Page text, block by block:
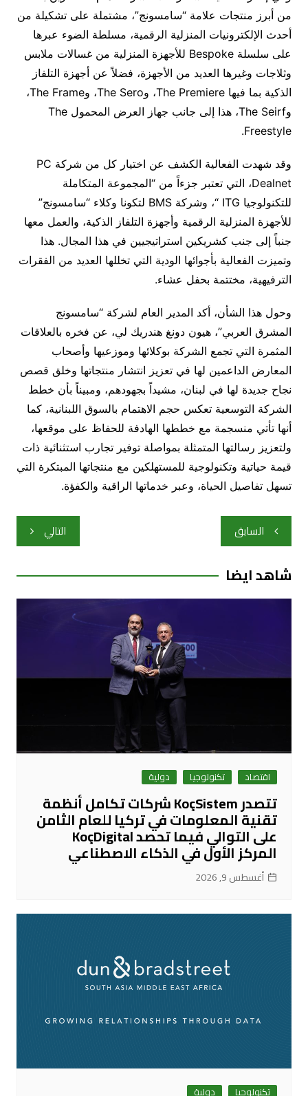
من أبرز منتجات علامة “سامسونج”، مشتملة على تشكيلة من
أحدث الإلكترونيات المنزلية الرقمية، مسلطة الضوء عبرها
على سلسلة Bespoke للأجهزة المنزلية من غسالات ملابس
وثلاجات وغيرها العديد من الأجهزة، فضلاً عن أجهزة التلفاز
الذكية بما فيها The Premiere، وThe Sero، وThe Frame،
وThe Seirf، هذا إلى جانب جهاز العرض المحمول The
Freestyle.
وقد شهدت الفعالية الكشف عن اختيار كل من شركة PC
Dealnet، التي تعتبر جزءاً من “المجموعة المتكاملة
للتكنولوجيا ITG “، وشركة BMS لتكونا وكلاء “سامسونج”
للأجهزة المنزلية الرقمية وأجهزة التلفاز الذكية، والعمل معها
جنباً إلى جنب كشريكين استراتيجيين في هذا المجال. هذا
وتميزت الفعالية بأجوائها الودية التي تخللها العديد من الفقرات
الترفيهية، مختتمة بحفل عشاء.
وحول هذا الشأن، أكد المدير العام لشركة “سامسونج
المشرق العربي”، هيون دونغ هندريك لي، عن فخره بالعلاقات
المثمرة التي تجمع الشركة بوكلائها وموزعيها وأصحاب
المعارض الداعمين لها في تعزيز انتشار منتجاتها وخلق قصص
نجاح جديدة لها في لبنان، مشيداً بجهودهم، ومبيناً بأن خطط
الشركة التوسعية تعكس حجم الاهتمام بالسوق اللبنانية، كما
أنها تأتي منسجمة مع خططها الهادفة للحفاظ على موقعها،
ولتعزيز رسالتها المتمثلة بمواصلة توفير تجارب استثنائية ذات
قيمة حياتية وتكنولوجية للمستهلكين مع منتجاتها المبتكرة التي
تسهل تفاصيل الحياة، وعبر خدماتها الراقية والكفؤة.
تصفّح
المقالات
السابق التالي
شاهد ايضا
اقتصاد تكنولوجيا دولية
تتصدر KoçSistem شركات تكامل أنظمة
تقنية المعلومات في تركيا للعام الثامن
على التوالي فيما تحصد KoçDigital
المركز الأول في الذكاء الاصطناعي
أغسطس 9, 2026
تكنولوجيا دولية